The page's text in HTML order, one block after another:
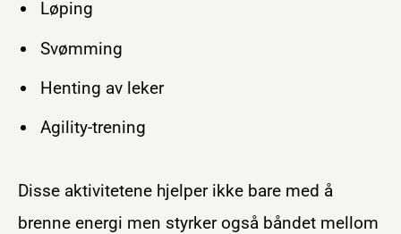
Løping
Svømming
Henting av leker
Agility-trening
Disse aktivitetene hjelper ikke bare med å
brenne energi men styrker også båndet mellom